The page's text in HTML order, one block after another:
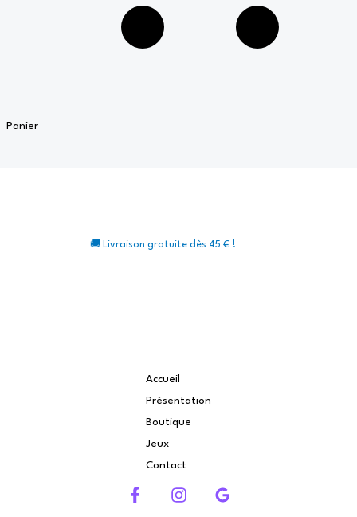
Panier
🚚 Livraison gratuite dès 45 € !
Accueil
Présentation
Boutique
Jeux
Contact